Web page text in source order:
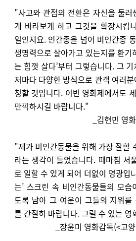
"사고와 관점의 전환은 자신을 둘러
게 바라보게 하고 그것을 확장시킵
일인지요. 인간종을 넘어 비인간종
생명력으로 살아가고 있는지를 환기
는 힘껏 살다’부터 그렇습니다. 그
저마다 다양한 방식으로 관객 여러
청할 것입니다. 이번 영화제에서도
만끽하시길 바랍니다."
_김현민 영
"제가 비인간동물을 위해 가장 잘할
라는 생각이 들었습니다. 때마침 서
로 일할 수 있게 되어 더없이 영광입
는’ 스크린 속 비인간동물들의 모
도록 남아 그 여운이 그들의 지위를
를 간절히 바랍니다. 그럴 수 있는
_장윤미 영화감독(<고